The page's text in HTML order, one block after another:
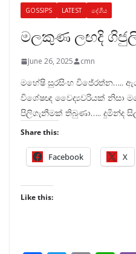
GOSSIPS LATEST දේශීය
මලකුණ ලඟදි
June 26, 2025 cmn
මහේෂි සූරසිංහ විජේරත්න…..
විශේෂඥ වෛද්‍යවරියක් නිසා
පිලිගැනීමක් තිබුණා….. දුමින්ද
Share this:
Facebook X
Like this: